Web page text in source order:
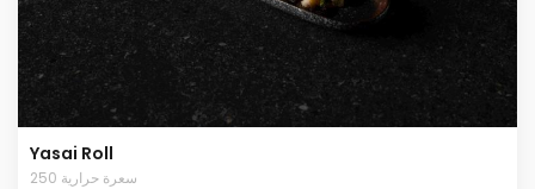
Yasai Roll
250 سعرة حرارية